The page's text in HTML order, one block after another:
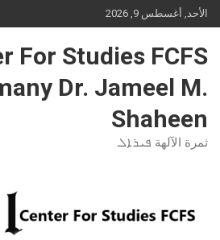
Skip
to
الأحد, أغسطس 9, 2026
For Studies FCFS
Dr. Jameel M.
Shaheen
ثمرة الآلهة ܦܝܪܐܠ